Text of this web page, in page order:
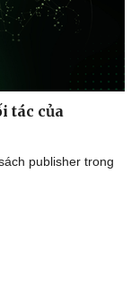
tác của
publisher trong